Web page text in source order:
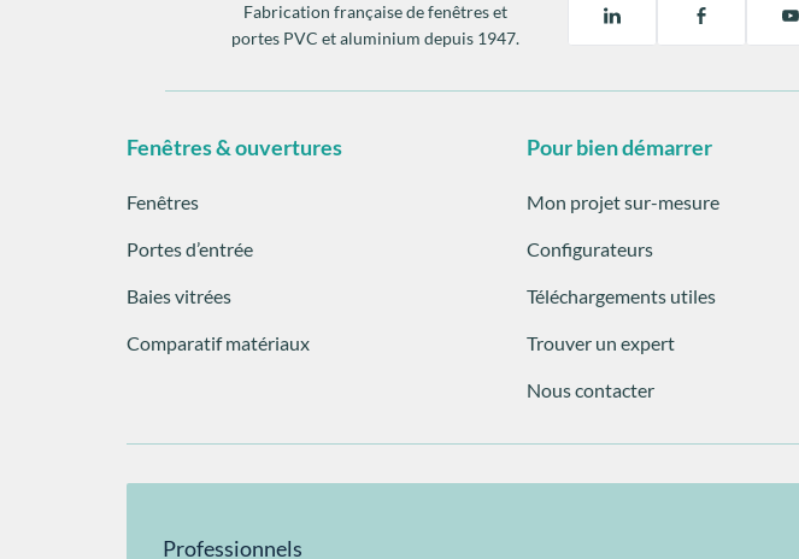
Fabrication française de fenêtres et
portes PVC et aluminium depuis 1947.
Fenêtres & ouvertures
Fenêtres
Portes d’entrée
Baies vitrées
Comparatif matériaux
Pour bien démarrer
Mon projet sur-mesure
Configurateurs
Téléchargements utiles
Trouver un expert
Nous contacter
Professionnels